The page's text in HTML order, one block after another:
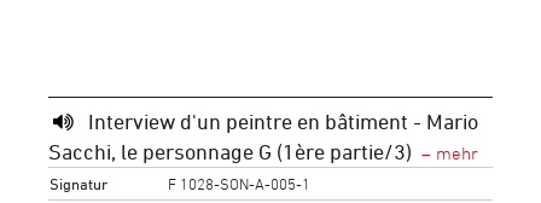
Interview d'un peintre en bâtiment - Mario
Sacchi, le personnage G (1ère partie/3)
Signatur
F 1028-SON-A-005-1